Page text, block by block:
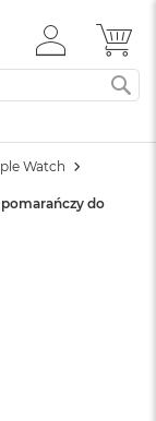
ZALOGUJ
SIĘ
Watch
do